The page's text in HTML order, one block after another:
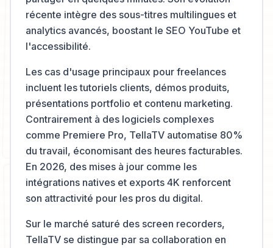
récente intègre des sous-titres multilingues et
analytics avancés, boostant le SEO YouTube et
l'accessibilité.
Les cas d'usage principaux pour freelances
incluent les tutoriels clients, démos produits,
présentations portfolio et contenu marketing.
Contrairement à des logiciels complexes
comme Premiere Pro, TellaTV automatise 80%
du travail, économisant des heures facturables.
En 2026, des mises à jour comme les
intégrations natives et exports 4K renforcent
son attractivité pour les pros du digital.
Sur le marché saturé des screen recorders,
TellaTV se distingue par sa collaboration en